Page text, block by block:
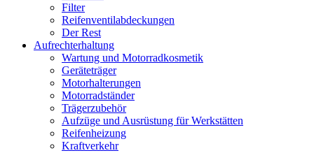
Filter
Reifenventilabdeckungen
Der Rest
Aufrechterhaltung
Wartung und Motorradkosmetik
Geräteträger
Motorhalterungen
Motorradständer
Trägerzubehör
Aufzüge und Ausrüstung für Werkstätten
Reifenheizung
Kraftverkehr